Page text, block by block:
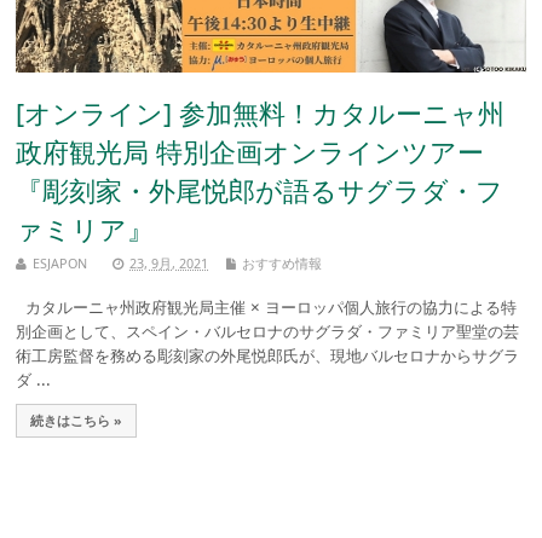
[オンライン] 参加無料！カタルーニャ州
政府観光局 特別企画オンラインツアー
『彫刻家・外尾悦郎が語るサグラダ・フ
ァミリア』
ESJAPON 23, 9月, 2021 おすすめ情報
カタルーニャ州政府観光局主催 × ヨーロッパ個人旅行の協力による特
別企画として、スペイン・バルセロナのサグラダ・ファミリア聖堂の芸
術工房監督を務める彫刻家の外尾悦郎氏が、現地バルセロナからサグラ
ダ ...
続きはこちら »